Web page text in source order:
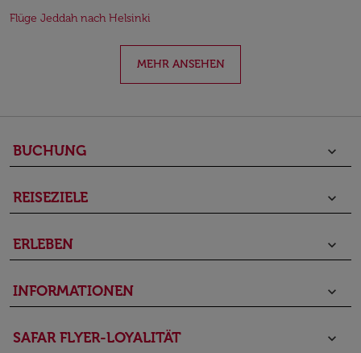
Flüge Jeddah nach Helsinki
MEHR ANSEHEN
BUCHUNG keyboard_arrow_down
REISEZIELE keyboard_arrow_down
ERLEBEN keyboard_arrow_down
INFORMATIONEN keyboard_arrow_down
SAFAR FLYER-LOYALITÄT keyboard_arrow_down